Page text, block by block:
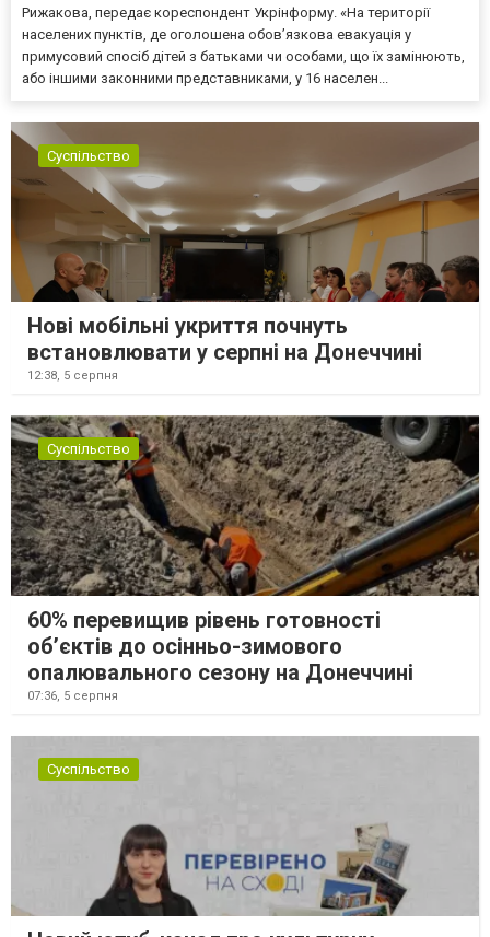
Рижакова, передає кореспондент Укрінформу. «На території
населених пунктів, де оголошена обов’язкова евакуація у
примусовий спосіб дітей з батьками чи особами, що їх замінюють,
або іншими законними представниками, у 16 населен...
Суспільство
Нові мобільні укриття почнуть
встановлювати у серпні на Донеччині
12:38, 5 серпня
Суспільство
60% перевищив рівень готовності
об’єктів до осінньо-зимового
опалювального сезону на Донеччині
07:36, 5 серпня
Суспільство